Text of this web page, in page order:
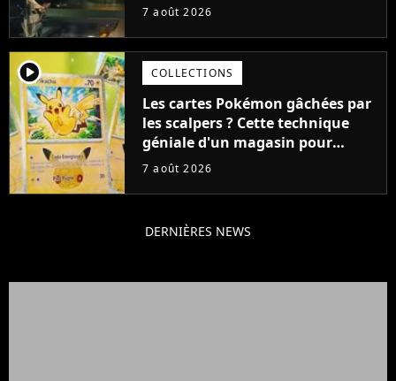
aurait pu être encore pire à
7 août 2026
player2 COLLECTIONS
Les cartes Pokémon gâchées par
les scalpers ? Cette technique
géniale d'un magasin pour
ruiner les revendeurs
7 août 2026
DERNIÈRES NEWS